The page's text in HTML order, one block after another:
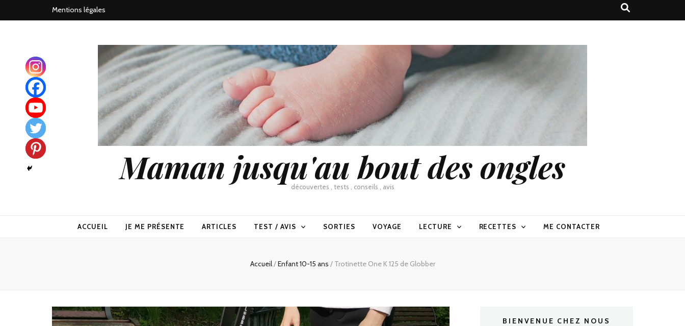
Mentions légales
Maman jusqu'au bout des ongles
découvertes , tests , conseils , avis
ACCUEIL JE ME PRÉSENTE ARTICLES TEST / AVIS SORTIES VOYAGE LECTURE RECETTES ME CONTACTER
Accueil/Enfant 10-15 ans / Trotinette One K 125 de Globber
BIENVENUE CHEZ NOUS